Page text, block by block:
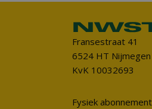
Fransestraat 41
6524 HT Nijmegen
KvK 10032693
Fysiek abonnement